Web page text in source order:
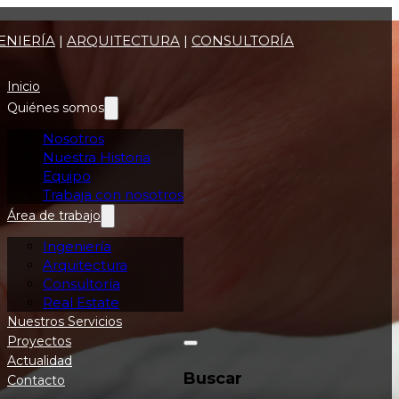
| ARQUITECTURA | CONSULTORÍA
Inicio
Quiénes somos
Nosotros
Nuestra Historia
Equipo
Trabaja con nosotros
Área de trabajo
Ingeniería
Arquitectura
Consultoría
Real Estate
Nuestros Servicios
Proyectos
Actualidad
Contacto
Buscar